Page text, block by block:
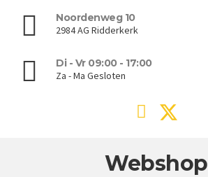
Noordenweg 10
2984 AG Ridderkerk
Di - Vr 09:00 - 17:00
Za - Ma Gesloten
Webshop